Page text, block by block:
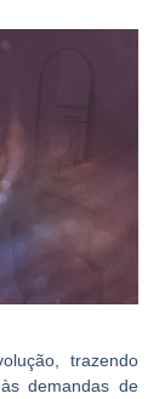
trazendo
demandas de